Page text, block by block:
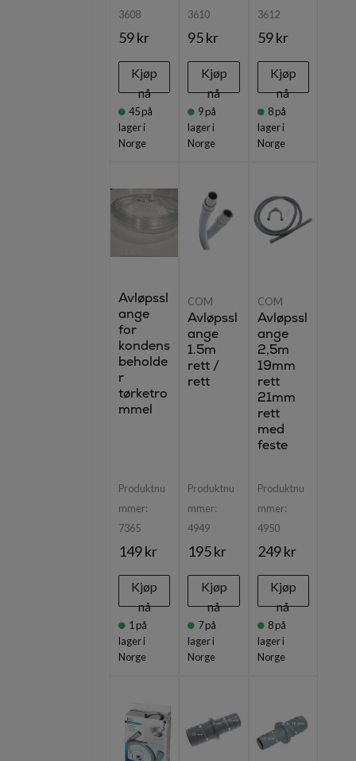
3608
59 kr
Kjøp
nå
45på
lager i
Norge
3610
95 kr
Kjøp
nå
9på
lager i
Norge
3612
59 kr
Kjøp
nå
8 på
lager i
Norge
Avløpssl
ange
for
kondens
beholde
r
tørketro
mmel
Produktnu
mmer:
7365
149 kr
Kjøp
nå
1 på
lager i
Norge
COM
Avløpssl
ange
1.5m
rett /
rett
Produktnu
mmer:
4949
195 kr
Kjøp
nå
7på
lager i
Norge
COM
Avløpssl
ange
2,5m
19mm
rett
21mm
rett
med
feste
Produktnu
mmer:
4950
249 kr
Kjøp
nå
8 på
lager i
Norge